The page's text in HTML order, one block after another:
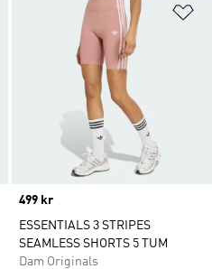
Lägg till på önskelistan
Price
499 kr
ESSENTIALS 3 STRIPES
SEAMLESS SHORTS 5 TUM
Dam Originals